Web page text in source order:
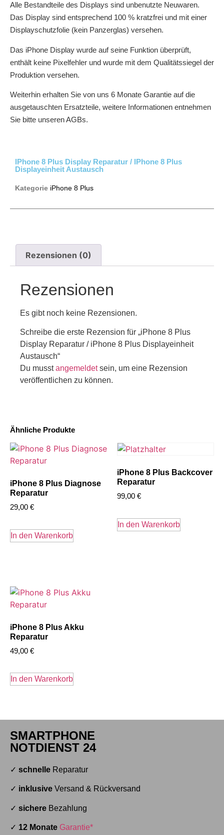
Alle Bestandteile des Displays sind unbenutzte Neuwaren.
Das Display sind entsprechend 100 % kratzfrei und mit einer
Displayschutzfolie (kein Panzerglas) versehen.
Das iPhone Display wurde auf seine Funktion überprüft,
enthält keine Pixelfehler und wurde mit dem Qualitätssiegel der
Produktion versehen.
Weiterhin erhalten Sie von uns 6 Monate Garantie auf die
ausgetauschten Ersatzteile, weitere Informationen entnehmen
Sie bitte unseren AGBs.
Ähnliche Produkte
iPhone 8 Plus Diagnose
Reparatur
29,00 €
In den Warenkorb
iPhone 8 Plus Backcover
Reparatur
99,00 €
In den Warenkorb
iPhone 8 Plus Akku
Reparatur
49,00 €
In den Warenkorb
IPhone 8 Plus Display Reparatur / IPhone 8 Plus
Displayeinheit Austausch
Kategorie iPhone 8 Plus
Rezensionen (0)
Rezensionen
Es gibt noch keine Rezensionen.
Schreibe die erste Rezension für „iPhone 8 Plus
Display Reparatur / iPhone 8 Plus Displayeinheit
Austausch“
Du musstangemeldetsein, um eine Rezension
veröffentlichen zu können.
SMARTPHONE
NOTDIENST 24
✓ schnelle Reparatur
✓ inklusive Versand & Rückversand
✓ sichere Bezahlung
✓ 12 Monate Garantie*